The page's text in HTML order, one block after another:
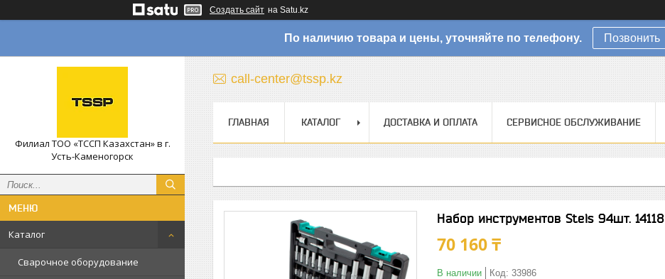
Создать сайт на Satu.kz
По наличию товара и цены, уточняйте по телефону. Позвонить
Филиал ТОО «ТССП Казахстан» в г.
Усть-Каменогорск
Каталог
Сварочное оборудование
call-center@tssp.kz
ГЛАВНАЯ КАТАЛОГ ДОСТАВКА И ОПЛАТА СЕРВИСНОЕ ОБСЛУЖИВАНИЕ
Набор инструментов Stels 94шт. 14118
70 160 ₸
В наличии Код: 33986